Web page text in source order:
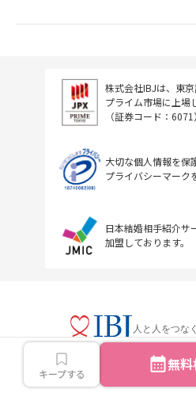
キープする 無
株式会社IBJは、東
プライム市場に上場
（証券コード：6071）
大切な個人情報を保
プライバシーマーク
日本結婚相手紹介サ
加盟しております。
人と人をつな